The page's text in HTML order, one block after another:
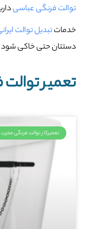
توالت فرنگی عباسی
خدماتتبدیل توالت
دستتان حتی خاکی شود
تعمیر
تعمیرکار توالت فرنگی مجرب